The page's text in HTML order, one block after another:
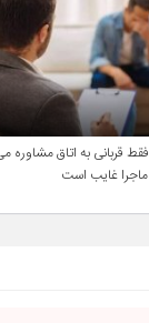
قربانی به اتاق مشاوره
غایب است